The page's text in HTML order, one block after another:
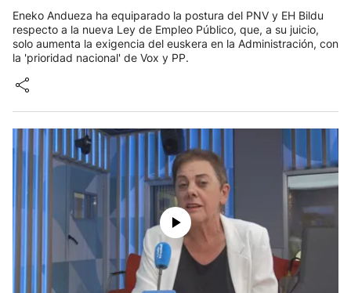
Eneko Andueza ha equiparado la postura del PNV y EH Bildu
respecto a la nueva Ley de Empleo Público, que, a su juicio,
solo aumenta la exigencia del euskera en la Administración, con
la 'prioridad nacional' de Vox y PP.